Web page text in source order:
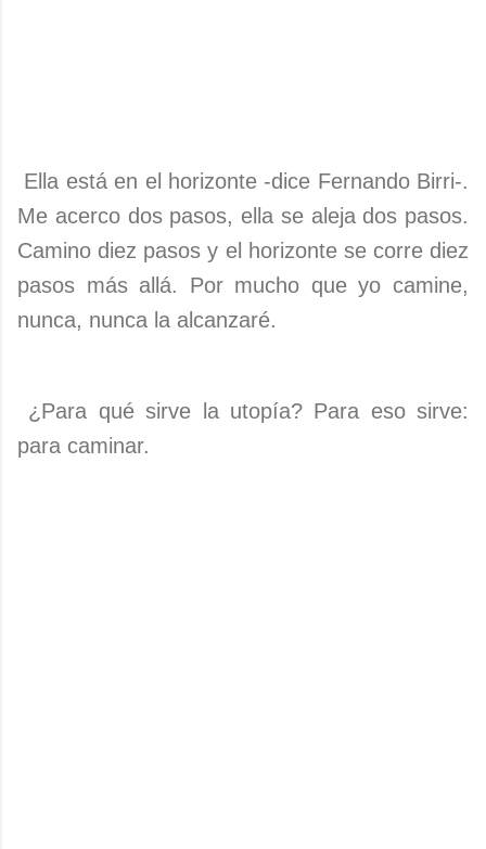
Ella está en el horizonte -dice Fernando Birri-.
Me acerco dos pasos, ella se aleja dos pasos.
Camino diez pasos y el horizonte se corre diez
pasos más allá. Por mucho que yo camine,
nunca, nunca la alcanzaré.
¿Para qué sirve la utopía? Para eso sirve:
para caminar.